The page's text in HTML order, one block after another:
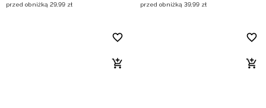
przed obniżką 29,99 zł
przed obniżką 39,99 zł